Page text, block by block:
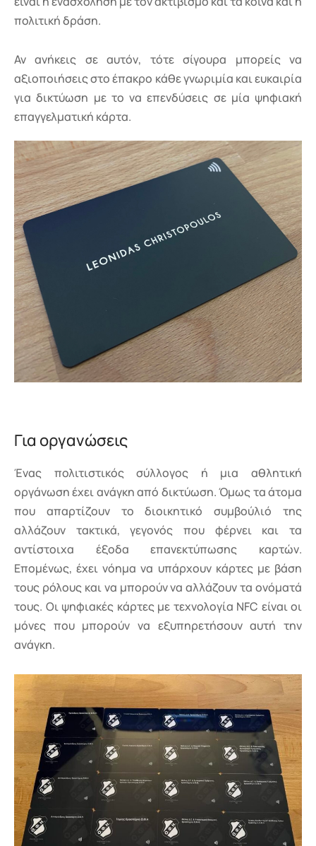
πολιτική δράση.
Αν ανήκεις σε αυτόν, τότε σίγουρα μπορείς να
αξιοποιήσεις στο έπακρο κάθε γνωριμία και ευκαιρία
για δικτύωση με το να επενδύσεις σε μία ψηφιακή
επαγγελματική κάρτα.
Για οργανώσεις
Ένας πολιτιστικός σύλλογος ή μια αθλητική
οργάνωση έχει ανάγκη από δικτύωση. Όμως τα άτομα
που απαρτίζουν το διοικητικό συμβούλιό της
αλλάζουν τακτικά, γεγονός που φέρνει και τα
αντίστοιχα έξοδα επανεκτύπωσης καρτών.
Επομένως, έχει νόημα να υπάρχουν κάρτες με βάση
τους ρόλους και να μπορούν να αλλάζουν τα ονόματά
τους. Οι ψηφιακές κάρτες με τεχνολογία NFC είναι οι
μόνες που μπορούν να εξυπηρετήσουν αυτή την
ανάγκη.